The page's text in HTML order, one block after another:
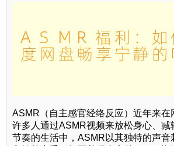
ASMR（自主感官经络反应）近年来在
许多人通过ASMR视频来放松身心、减
节奏的生活中，ASMR以其独特的声音